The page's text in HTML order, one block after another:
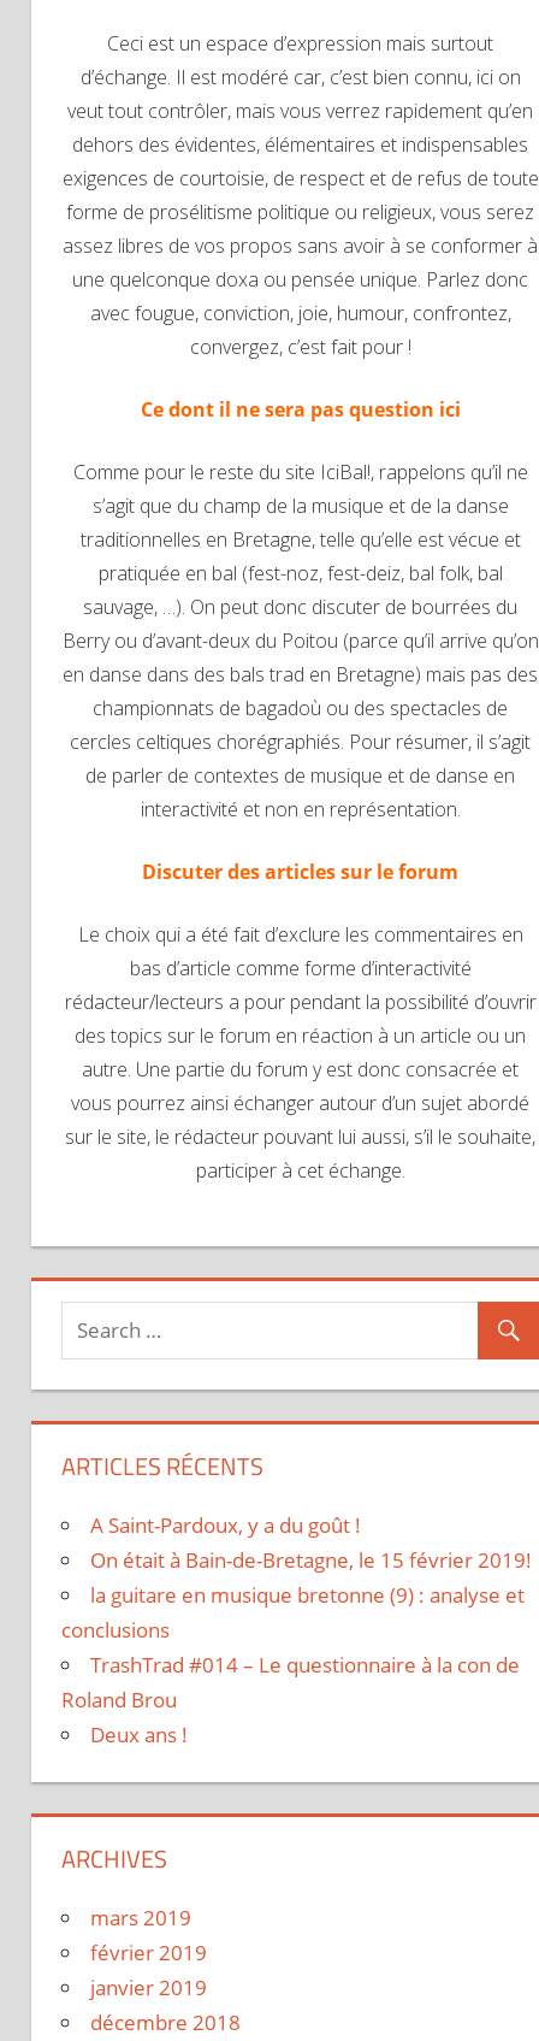
Ceci est un espace d’expression mais surtout
d’échange. Il est modéré car, c’est bien connu, ici on
veut tout contrôler, mais vous verrez rapidement qu’en
dehors des évidentes, élémentaires et indispensables
exigences de courtoisie, de respect et de refus de toute
forme de prosélitisme politique ou religieux, vous serez
assez libres de vos propos sans avoir à se conformer à
une quelconque doxa ou pensée unique. Parlez donc
avec fougue, conviction, joie, humour, confrontez,
convergez, c’est fait pour !
Ce dont il ne sera pas question ici
Comme pour le reste du site IciBal!, rappelons qu’il ne
s’agit que du champ de la musique et de la danse
traditionnelles en Bretagne, telle qu’elle est vécue et
pratiquée en bal (fest-noz, fest-deiz, bal folk, bal
sauvage, …). On peut donc discuter de bourrées du
Berry ou d’avant-deux du Poitou (parce qu’il arrive qu’on
en danse dans des bals trad en Bretagne) mais pas des
championnats de bagadoù ou des spectacles de
cercles celtiques chorégraphiés. Pour résumer, il s’agit
de parler de contextes de musique et de danse en
interactivité et non en représentation.
Discuter des articles sur le forum
Le choix qui a été fait d’exclure les commentaires en
bas d’article comme forme d’interactivité
rédacteur/lecteurs a pour pendant la possibilité d’ouvrir
des topics sur le forum en réaction à un article ou un
autre. Une partie du forum y est donc consacrée et
vous pourrez ainsi échanger autour d’un sujet abordé
sur le site, le rédacteur pouvant lui aussi, s’il le souhaite,
participer à cet échange.
ARTICLES RÉCENTS
A Saint-Pardoux, y a du goût !
On était à Bain-de-Bretagne, le 15 février 2019!
la guitare en musique bretonne (9) : analyse et
conclusions
TrashTrad #014 – Le questionnaire à la con de
Roland Brou
Deux ans !
ARCHIVES
mars 2019
février 2019
janvier 2019
décembre 2018